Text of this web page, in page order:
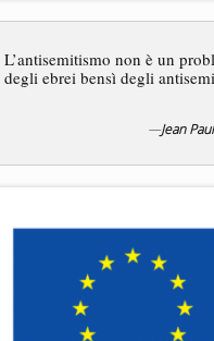
L’antisemitismo non è un
degli ebrei bensì degli
—Jean